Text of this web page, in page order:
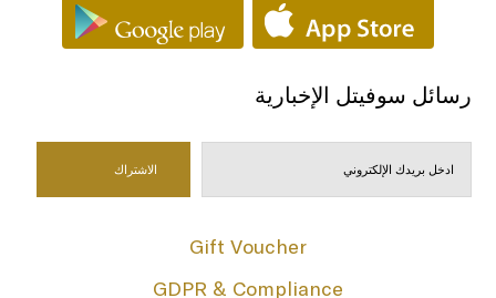
رسائل سوفيتل الإخبارية
Gift Voucher
GDPR & Compliance